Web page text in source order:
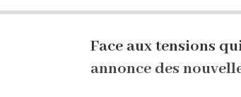
d'ArianeFace aux tensions
annonce des